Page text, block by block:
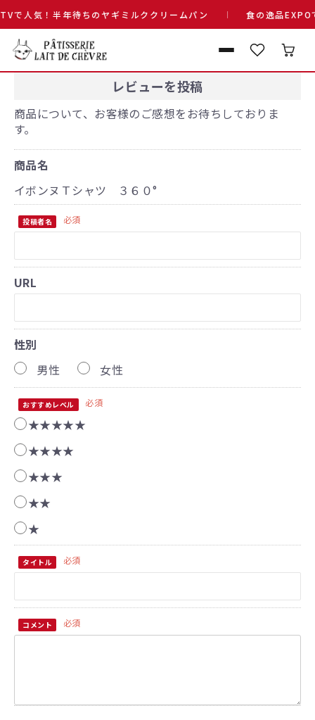
で人気！半年待ちのヤギミルククリームパン 食の逸品EXPO
レビューを投稿
商品について、お客様のご感想をお待ちしておりま
す。
商品名
イボンヌＴシャツ ３６０°
投稿者名 必須
URL
性別
男性
女性
おすすめレベル 必須
★★★★★
★★★★
★★★
★★
★
タイトル 必須
コメント 必須